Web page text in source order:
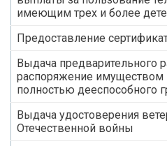
имеющим трех и более
Предоставление
Выдача предварительного
распоряжение имуществом
полностью дееспособного
Выдача удостоверения
Отечественной войны